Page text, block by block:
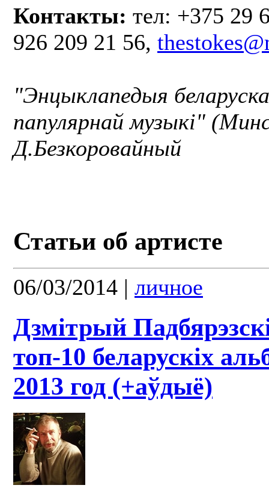
Контакты: тел: +375 29
926 209 21 56,
"Энцыклапедыя
папулярнай музыкі"
Д.Безкоровайный
Статьи об артисте
06/03/2014 | личное
Дзмітрый
топ-10 беларускіх
2013 год (+аўдыё)